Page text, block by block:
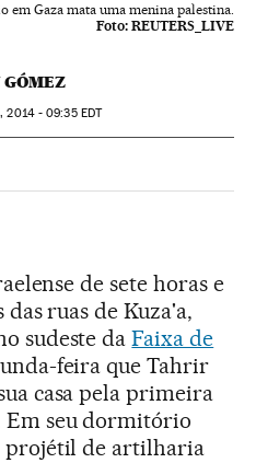
em Gaza mata uma menina palestina.
Foto: REUTERS_LIVE
GÓMEZ
2014 - 09:35EDT
Sociales
de sete horas e
ruas de Kuza'a,
sudeste daFaixa de
feira que Tahrir
casa pela primeira
Em seu dormitório
projétil de artilharia